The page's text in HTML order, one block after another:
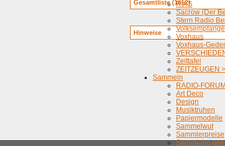
RIAS
Sacrow (Der
Stern Radio
Voxhaus
Voxhaus-
Zeittafel
ZEITZEUGEN >
Sammeln
RADIO-
Art Deco
Design
Musiktruhen
Papiermodelle
Sammelwut
Sammlerpreise
Sammlung
Gesamtliste (1652)
Hinweise